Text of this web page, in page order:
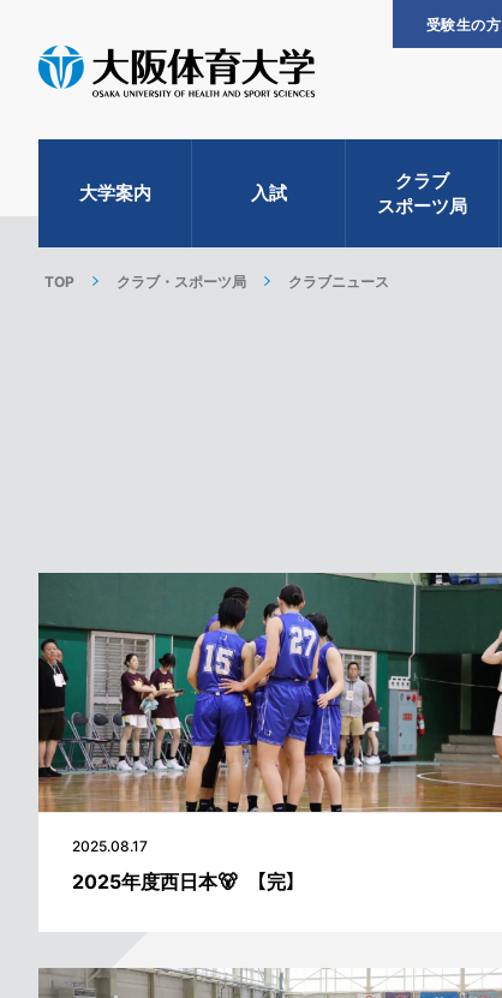
受験生の方
大学案内 入試
クラブ
スポーツ局
TOP クラブ・スポーツ局 クラブニュース
2025.08.17
2025年度西日本🐻 【完】